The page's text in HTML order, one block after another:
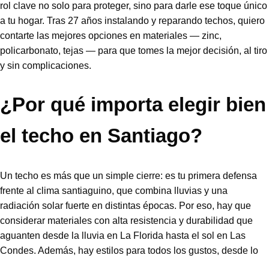
rol clave no solo para proteger, sino para darle ese toque único
a tu hogar. Tras 27 años instalando y reparando techos, quiero
contarte las mejores opciones en materiales — zinc,
policarbonato, tejas — para que tomes la mejor decisión, al tiro
y sin complicaciones.
¿Por qué importa elegir bien
el techo en Santiago?
Un techo es más que un simple cierre: es tu primera defensa
frente al clima santiaguino, que combina lluvias y una
radiación solar fuerte en distintas épocas. Por eso, hay que
considerar materiales con alta resistencia y durabilidad que
aguanten desde la lluvia en La Florida hasta el sol en Las
Condes. Además, hay estilos para todos los gustos, desde lo